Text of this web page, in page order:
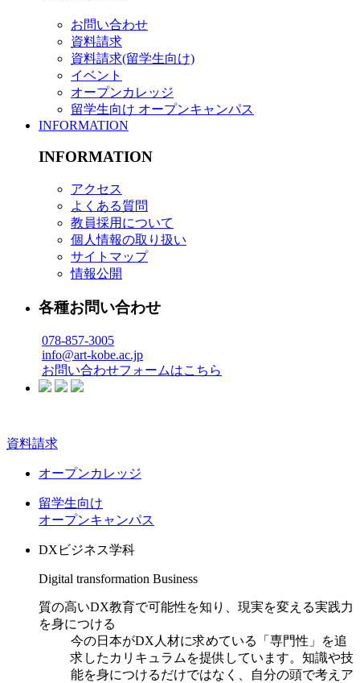
お問い合わせ
資料請求
資料請求(留学生向け)
イベント
オープンカレッジ
留学生向け オープンキャンパス
INFORMATION
INFORMATION
アクセス
よくある質問
教員採用について
個人情報の取り扱い
サイトマップ
情報公開
各種お問い合わせ
078-857-3005
info@art-kobe.ac.jp
お問い合わせフォームはこちら
資料請求
オープンカレッジ
留学生向け
オープンキャンパス
DXビジネス学科
Digital transformation Business
質の高いDX教育で可能性を知り、現実を変える実践力
を身につける
今の日本がDX人材に求めている「専門性」を追
求したカリキュラムを提供しています。知識や技
能を身につけるだけではなく、自分の頭で考えア